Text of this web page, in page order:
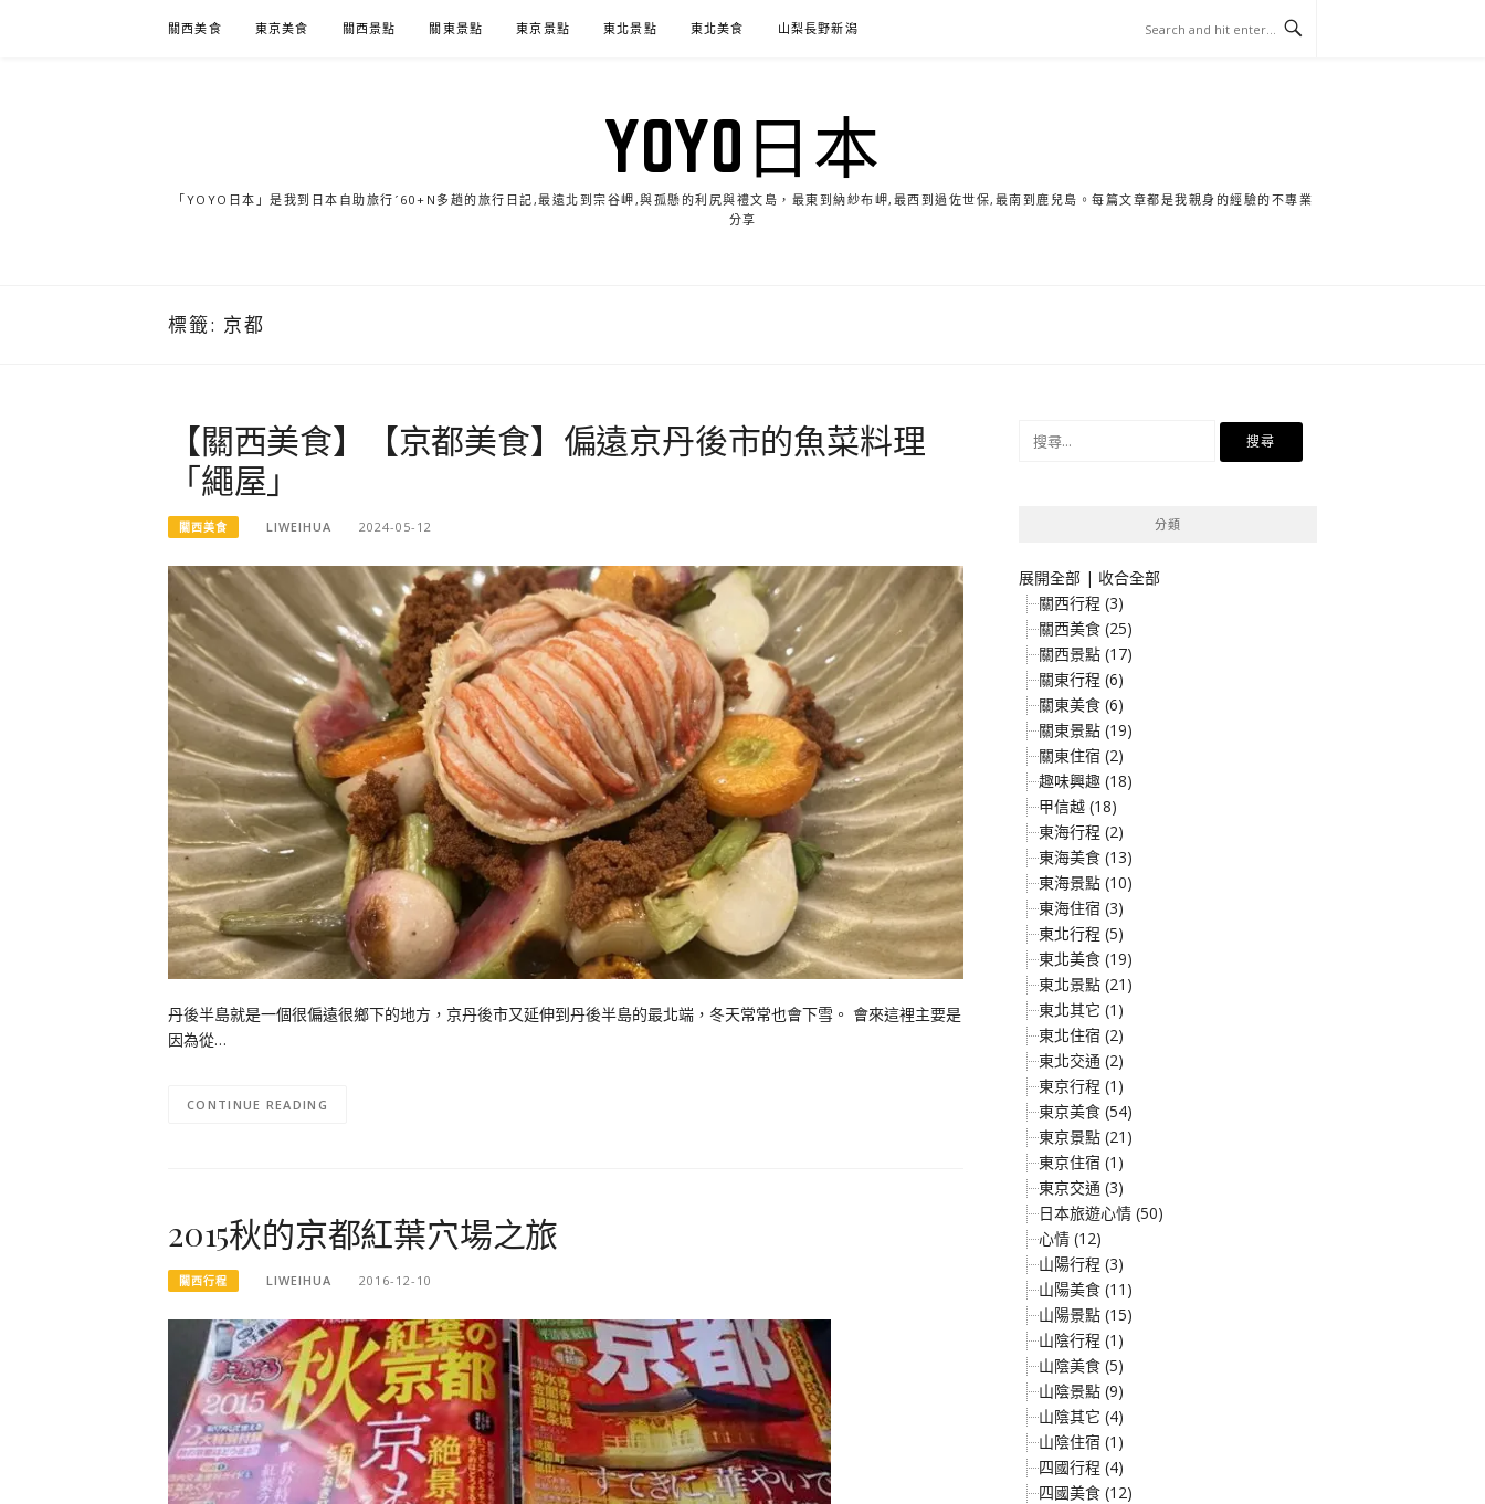
關西美食 東京美食 關西景點 關東景點 東京景點 東北景點 東北美食 山梨長野新潟
YOYO日本
「YOYO日本」是我到日本自助旅行ˊ60+N多趟的旅行日記,最遠北到宗谷岬,與孤懸的利尻與禮文島，最東到納紗布岬,最西到過佐世保,最南到鹿兒島。每篇文章都是我親身的經驗的不專業
分享
標籤: 京都
【關西美食】【京都美食】偏遠京丹後市的魚菜料理
「繩屋」
關西美食 LIWEIHUA 2024-05-12
丹後半島就是一個很偏遠很鄉下的地方，京丹後市又延伸到丹後半島的最北端，冬天常常也會下雪。 會來這裡主要是
因為從…
CONTINUE READING
2015秋的京都紅葉穴場之旅
關西行程 LIWEIHUA 2016-12-10
分類
展開全部 | 收合全部
關西行程 (3)
關西美食 (25)
關西景點 (17)
關東行程 (6)
關東美食 (6)
關東景點 (19)
關東住宿 (2)
趣味興趣 (18)
甲信越 (18)
東海行程 (2)
東海美食 (13)
東海景點 (10)
東海住宿 (3)
東北行程 (5)
東北美食 (19)
東北景點 (21)
東北其它 (1)
東北住宿 (2)
東北交通 (2)
東京行程 (1)
東京美食 (54)
東京景點 (21)
東京住宿 (1)
東京交通 (3)
日本旅遊心情 (50)
心情 (12)
山陽行程 (3)
山陽美食 (11)
山陽景點 (15)
山陰行程 (1)
山陰美食 (5)
山陰景點 (9)
山陰其它 (4)
山陰住宿 (1)
四國行程 (4)
四國美食 (12)